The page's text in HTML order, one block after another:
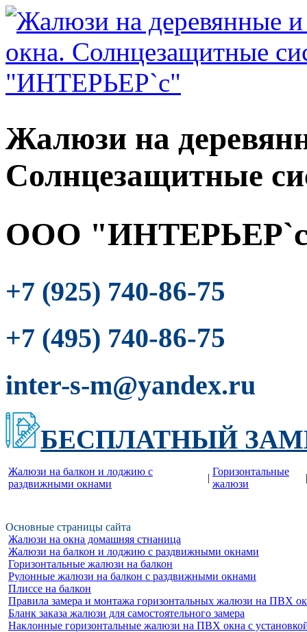
Жалюзи на
Солнцезащитные
ООО
+7 (925) 740-86-75
+7 (495) 740-86-75
inter-s-m@yandex.ru
БЕСПЛАТНЫЙ
Жалюзи на балкон и лоджию c
раздвижными окнами
|
Горизонтальные
жалюзи
|
Основные страницы сайта
Жалюзи на окна домашняя стнаница
Жалюзи на балкон и лоджию c раздвижными окнами
Горизонтальные жалюзи на балкон
Рулонные жалюзи на балкон с раздвижными окнами
Плиссе на балкон
Правила замера и монтажа горизонтальных жалюзи на ПВХ
Бланк заказа жалюзи для самостоятельного замера
Наклонные горизонтальные жалюзи на ПВХ окна с